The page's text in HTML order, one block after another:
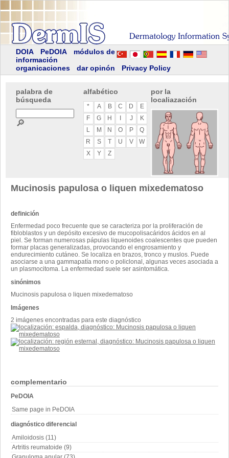
DOIA PeDOIA
módulos de
información
organicaciones
dar opinón Privacy Policy
palabra de
búsqueda
🔎
alfabético
* A B C D
E
F
G H J
K
L
M N O P
Q
R
S T U V
W
X
Y Z
por la
localiazación
complementario
PeDOIA
Same page in PeDOIA
diagnóstico diferencial
Amiloidosis (11)
Artritis reumatoide (9)
Mucinosis papulosa o liquen mixedematoso
definición
Enfermedad poco frecuente que se caracteriza por la proliferación de
fibloblastos y un depósito excesivo de mucopolisacáridos ácidos en al
piel. Se forman numerosas pápulas liquenoides coalescentes que pueden
formar placas generalizadas, provocando el engrosamiento y
endurecimiento cutáneo. Se localiza en brazos, tronco y muslos. Puede
asociarse a una gammapatía mono o policlonal, algunas veces asociada a
un plasmocitoma. La enfermedad suele ser asintomática.
sinónimos
Mucinosis papulosa o liquen mixedematoso
Imágenes
2 imágenes encontradas para este diagnóstico